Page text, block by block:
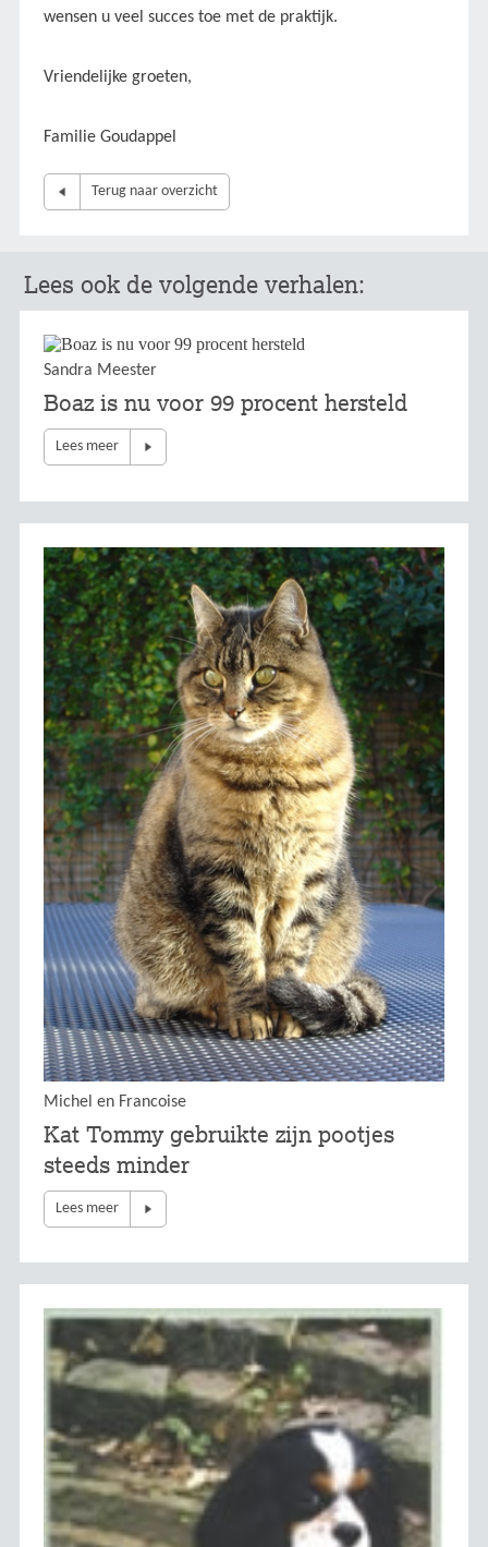
wensen u veel succes toe met de praktijk.
Vriendelijke groeten,
Familie Goudappel
Terug naar overzicht
Lees ook de volgende verhalen:
Sandra Meester
Boaz is nu voor 99 procent hersteld
Lees meer
Michel en Francoise
Kat Tommy gebruikte zijn pootjes
steeds minder
Lees meer